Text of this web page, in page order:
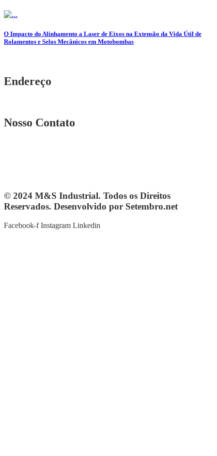
O Impacto do Alinhamento a Laser de Eixos na Extensão da Vida Útil de
Rolamentos e Selos Mecânicos em Motobombas
Endereço
Nosso Contato
© 2024 M&S Industrial. Todos os Direitos
Reservados. Desenvolvido por Setembro.net
Facebook-f Instagram Linkedin